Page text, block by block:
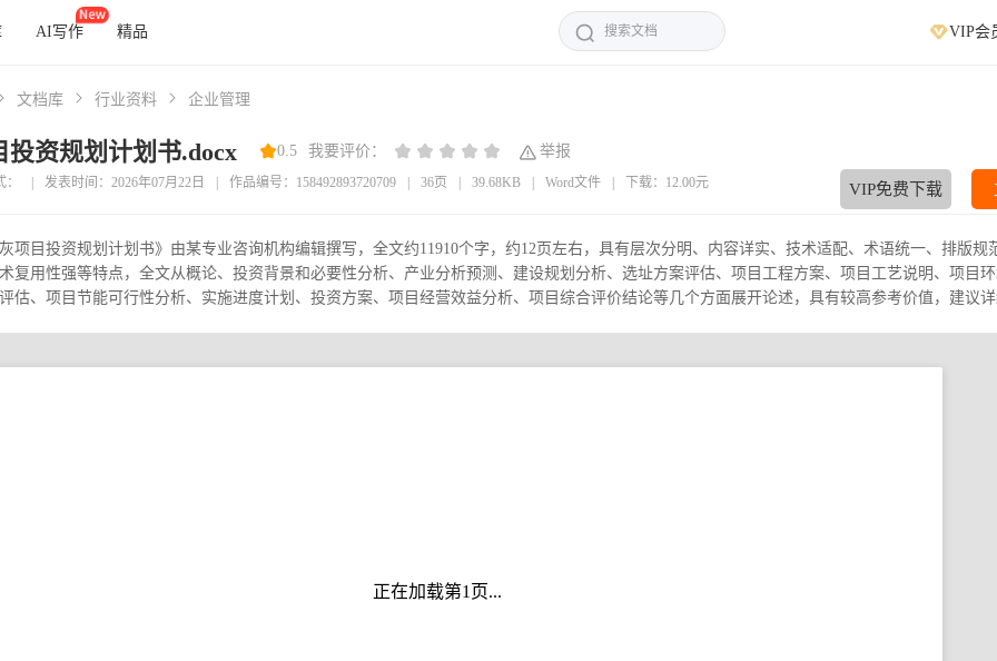
AI写作 精品 VIP会
文档库 行业资料 企业管理
投资规划计划书.docx 0.5 我要评价： 举报
发表时间：2026年07月22日 作品编号：158492893720709 36页 39.68KB Word文件 下载：12.00元 VIP免费下载
项目投资规划计划书》由某专业咨询机构编辑撰写，全文约11910个字，约12页左右，具有层次分明、内容详实、技术适配、术语统一、排版规
复用性强等特点，全文从概论、投资背景和必要性分析、产业分析预测、建设规划分析、选址方案评估、项目工程方案、项目工艺说明、项目
估、项目节能可行性分析、实施进度计划、投资方案、项目经营效益分析、项目综合评价结论等几个方面展开论述，具有较高参考价值，建议
正在加载第1页...